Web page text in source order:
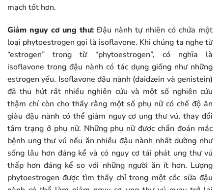
mạch tốt hơn.
Giảm nguy cơ ung thư: Đậu nành tự nhiên có chứa một
loại phytoestrogen gọi là isoflavone. Khi chúng ta nghe từ
“estrogen” trong từ “phytoestrogen”, có nghĩa là
isoflavone trong đậu nành có tác dụng giống như những
estrogen yếu. Isoflavone đậu nành (daidzein và genistein)
đã thu hút rất nhiều nghiên cứu và một số nghiên cứu
thậm chí còn cho thấy rằng một số phụ nữ có chế độ ăn
giàu đậu nành có thể giảm nguy cơ ung thư vú, thay đổi
tâm trạng ở phụ nữ. Những phụ nữ được chẩn đoán mắc
bệnh ung thư vú nếu ăn nhiều đậu nành nhất dường như
sống lâu hơn đáng kể và có nguy cơ tái phát ung thư vú
thấp hơn đáng kể so với những người ăn ít hơn. Lượng
phytoestrogen được tìm thấy chỉ trong một cốc sữa đậu